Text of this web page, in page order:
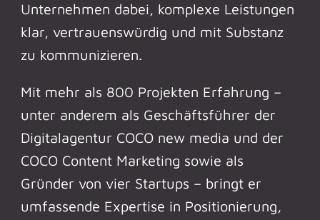
Unternehmen dabei, komplexe Leistungen
klar, vertrauenswürdig und mit Substanz
zu kommunizieren.
Mit mehr als 800 Projekten Erfahrung –
unter anderem als Geschäftsführer der
Digitalagentur COCO new media und der
COCO Content Marketing sowie als
Gründer von vier Startups – bringt er
umfassende Expertise in Positionierung,